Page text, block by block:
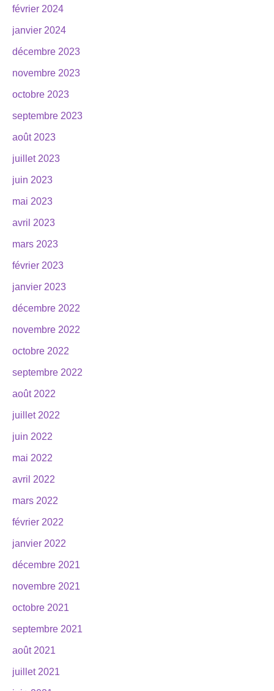
février 2024
janvier 2024
décembre 2023
novembre 2023
octobre 2023
septembre 2023
août 2023
juillet 2023
juin 2023
mai 2023
avril 2023
mars 2023
février 2023
janvier 2023
décembre 2022
novembre 2022
octobre 2022
septembre 2022
août 2022
juillet 2022
juin 2022
mai 2022
avril 2022
mars 2022
février 2022
janvier 2022
décembre 2021
novembre 2021
octobre 2021
septembre 2021
août 2021
juillet 2021